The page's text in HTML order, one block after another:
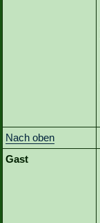
Nach oben
Gast